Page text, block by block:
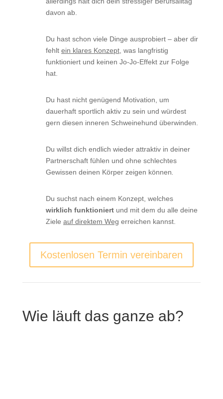
davon ab.
Du hast schon viele Dinge ausprobiert – aber dir
fehlt ein klares Konzept, was langfristig
funktioniert und keinen Jo-Jo-Effekt zur Folge
hat.
Du hast nicht genügend Motivation, um
dauerhaft sportlich aktiv zu sein und würdest
gern diesen inneren Schweinehund überwinden.
Du willst dich endlich wieder attraktiv in deiner
Partnerschaft fühlen und ohne schlechtes
Gewissen deinen Körper zeigen können
Du suchst nach einem Konzept, welches
wirklich funktioniertund mit dem du alle deine
Ziele auf direktem Weg erreichen kannst.
Kostenlosen Termin vereinbaren
Wie läuft das ganze ab?